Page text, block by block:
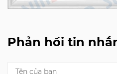
Phản hồi tin